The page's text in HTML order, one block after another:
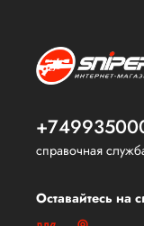
справочная
Оставайтесь на